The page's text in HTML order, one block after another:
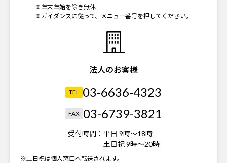
※年末年始を除き無休
※ガイダンスに従って、メニュー番号を押してください。
法人のお客様
TEL 03-6636-4323
FAX 03-6739-3821
受付時間： 平日 9時～18時
土日祝 9時～20時
※土日祝は個人窓口へ転送されます。